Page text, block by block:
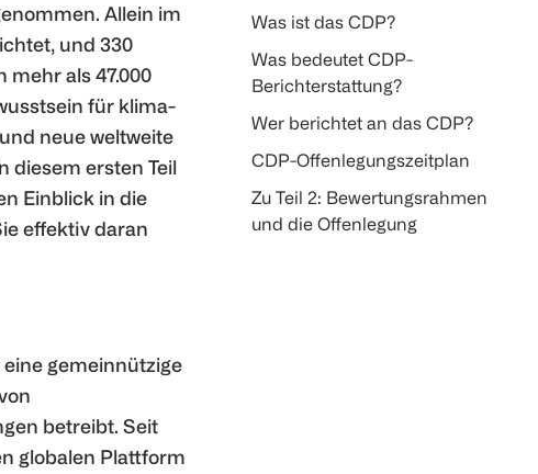
Allein im
und 330
als 47.000
für klima-
neue weltweite
diesem ersten Teil
Einblick in die
effektiv daran
gemeinnützige
betreibt. Seit
globalen Plattform
Was ist das CDP?
Was bedeutet CDP-
Berichterstattung?
Wer berichtet an das CDP?
CDP-Offenlegungszeitplan
Zu Teil 2: Bewertungsrahmen
und die Offenlegung